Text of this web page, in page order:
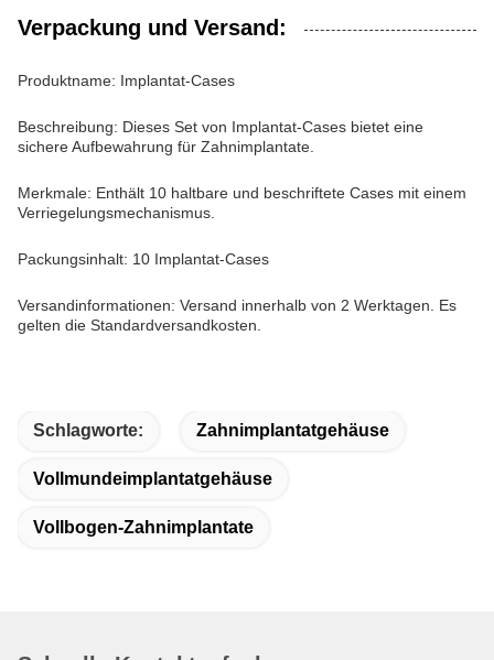
Verpackung und Versand:
Produktname: Implantat-Cases
Beschreibung: Dieses Set von Implantat-Cases bietet eine
sichere Aufbewahrung für Zahnimplantate.
Merkmale: Enthält 10 haltbare und beschriftete Cases mit einem
Verriegelungsmechanismus.
Packungsinhalt: 10 Implantat-Cases
Versandinformationen: Versand innerhalb von 2 Werktagen. Es
gelten die Standardversandkosten.
Schlagworte: Zahnimplantatgehäuse
Vollmundeimplantatgehäuse
Vollbogen-Zahnimplantate